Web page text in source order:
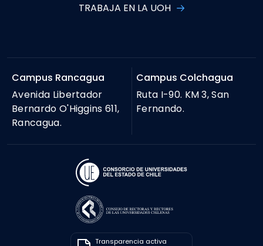
TRABAJA EN LA UOH
Campus Rancagua
Avenida Libertador
Bernardo O'Higgins 611,
Rancagua.
Campus Colchagua
Ruta I-90. KM 3, San
Fernando.
Transparencia activa